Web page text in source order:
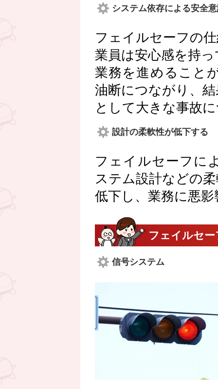
システム依存による安全
フェイルセーフの
業員は安心感を持っ
業務を進めること
油断につながり、
として大きな事故
設計の柔軟性が低下する
フェイルセーフに
ステム設計などの
低下し、業務に悪
フェイルセ
信号システム